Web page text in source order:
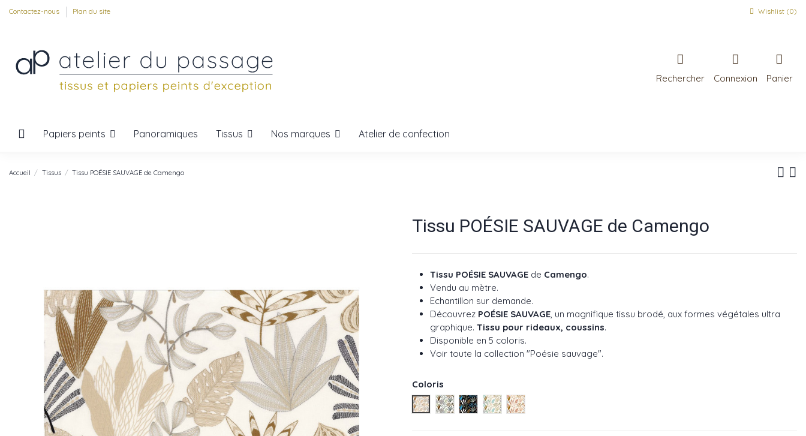
Contactez-nous Plan du site Wishlist (0)
Rechercher Connexion Panier
Papiers peints Panoramiques Tissus Nos marques Atelier de confection
Accueil Tissus Tissu POÉSIE SAUVAGE de Camengo
Tissu POÉSIE SAUVAGE de Camengo
Tissu POÉSIE SAUVAGE de Camengo.
Vendu au mètre.
Echantillon sur demande.
Découvrez POÉSIE SAUVAGE, un magnifique tissu brodé, aux formes végétales ultra
graphique. Tissu pour rideaux, coussins.
Disponible en 5 coloris.
Voir toute la collection "Poésie sauvage".
Coloris
Sable réf : 35640103
Foret réf : 35640482
Nuit réf : 35640558
Horizon réf : 35640371
Nude réf : 35640216